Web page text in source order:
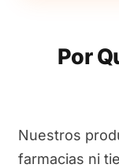
Por
Nuestros
farmacias ni